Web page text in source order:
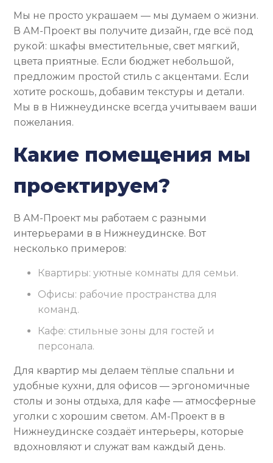
Мы не просто украшаем — мы думаем о жизни.
В АМ-Проект вы получите дизайн, где всё под
рукой: шкафы вместительные, свет мягкий,
цвета приятные. Если бюджет небольшой,
предложим простой стиль с акцентами. Если
хотите роскошь, добавим текстуры и детали.
Мы в в Нижнеудинске всегда учитываем ваши
пожелания.
Какие помещения мы
проектируем?
В АМ-Проект мы работаем с разными
интерьерами в в Нижнеудинске. Вот
несколько примеров:
Квартиры: уютные комнаты для семьи.
Офисы: рабочие пространства для
команд.
Кафе: стильные зоны для гостей и
персонала.
Для квартир мы делаем тёплые спальни и
удобные кухни, для офисов — эргономичные
столы и зоны отдыха, для кафе — атмосферные
уголки с хорошим светом. АМ-Проект в в
Нижнеудинске создаёт интерьеры, которые
вдохновляют и служат вам каждый день.